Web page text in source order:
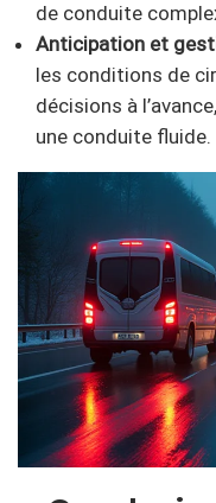
de conduite
Anticipation et
les conditions de
décisions à
une conduite fluide.